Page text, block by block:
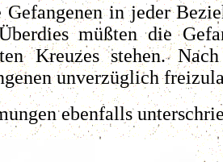
in jeder
müßten die
Kreuzes stehen.
unverzüglich
ebenfalls